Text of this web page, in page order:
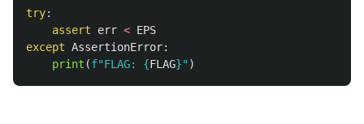
try:
assert
err < EPS
except AssertionError:
print (f"FLAG: {FLAG}" )